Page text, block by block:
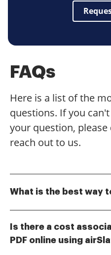
FAQs
Here is a list of the
questions. If you
your question,
reach out to us.
What is the best way
robust features. With just
your PDF, add your
Is there a cost
PDF online using